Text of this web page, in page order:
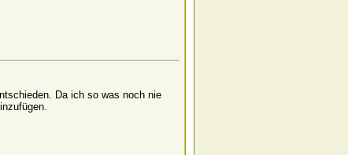
Da ich so was noch nie